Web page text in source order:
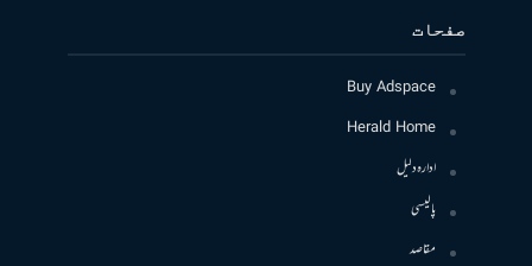
صفحات
Buy Adspace
Herald Home
ادارہ دلیل
پالیسی
مقاصد